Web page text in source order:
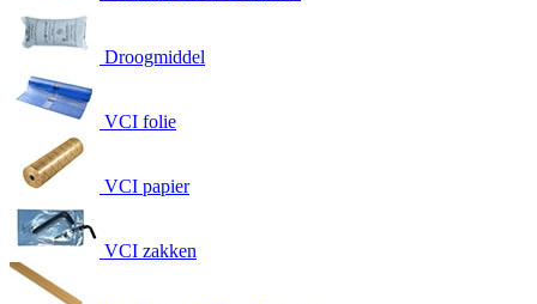
Droogmiddel
VCI folie
VCI papier
VCI zakken